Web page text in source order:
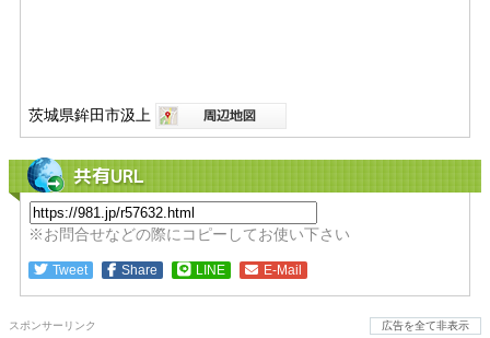
茨城県鉾田市汲上
共有URL
※お問合せなどの際にコピーしてお使い下さい
Tweet Share LINE E-Mail
スポンサーリンク 広告を全て非表示